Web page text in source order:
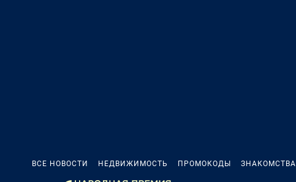
ВСЕ НОВОСТИ НЕДВИЖИМОСТЬ ПРОМОКОДЫ ЗНАКОМСТВА